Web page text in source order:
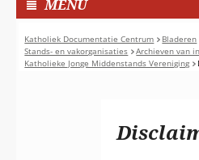
worden
toegestaan
of
geweigerd.
MENUI
N
G
E
K
Katholiek Documentatie Centrum Bladeren
Stands- en vakorganisaties
Archieven van
Katholieke Jonge Middenstands Vereniging